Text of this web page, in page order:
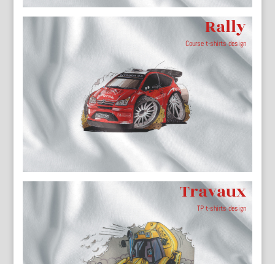
Rally
Course t-shirts design
Travaux
TP t-shirts design